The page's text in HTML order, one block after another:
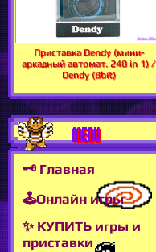
Приставка Dendy (мини-
аркадный автомат. 240 in 1) /
Dendy (8bit)
MENU
🗝 Главная
🕹Онлайн игры
✨ КУПИТЬ игры и
приставки